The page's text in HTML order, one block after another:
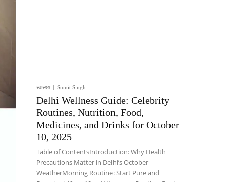
स्वास्थ्य Sumit Singh
Delhi Wellness Guide: Celebrity
Routines, Nutrition, Food,
Medicines, and Drinks for October
10, 2025
Table of ContentsIntroduction: Why Health
Precautions Matter in Delhi’s October
WeatherMorning Routine: Start Pure and